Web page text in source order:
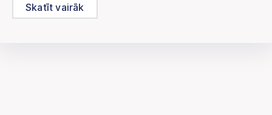
Skatīt vairāk